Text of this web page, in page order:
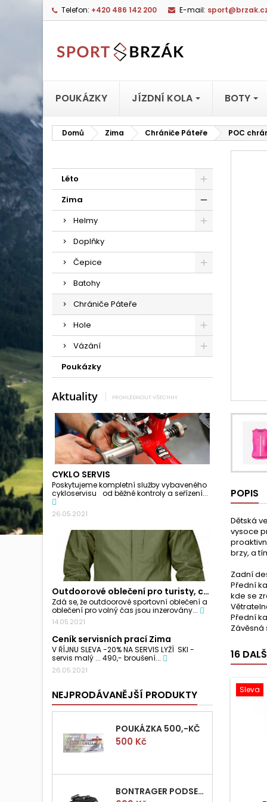
Telefon: +420 486 142 200 E-mail:
POUKÁZKY JÍZDNÍ KOLA BOTY
Domů Zima Chrániče Páteře POC
Léto
Zima
Helmy
Doplňky
Čepice
Batohy
Chrániče Páteře
Hole
Vázání
Poukázky
Aktuality PROHLÉDNOUT VŠECHNY
CYKLO SERVIS
Poskytujeme kompletní služby vybaveného
cykloservisu od běžné kontroly a seřízení...
26.05.2021
Outdoorové oblečení pro turisty, cyklisty a...
Zdá se, že outdoorové sportovní oblečení a
oblečení pro volný čas jsou inzerovány...
14.05.2021
Ceník servisních prací Zima
V ŘÍJNU SLEVA -20% NA SERVIS LYŽÍ SKI -
servis malý ... 490,- broušení...
26.05.2021
NEJPRODÁVANĚJŠÍ PRODUKTY
POUKÁZKA 500,-KČ
Cena
500 Kč
BONTRAGER PODSEDLOVÁ BRAŠNIČKA PRO QUICK S
POPIS
Dětská
vysoce
brzy, a
Zadní
Přední
kde se
Přední
Závěsná
16
Sleva